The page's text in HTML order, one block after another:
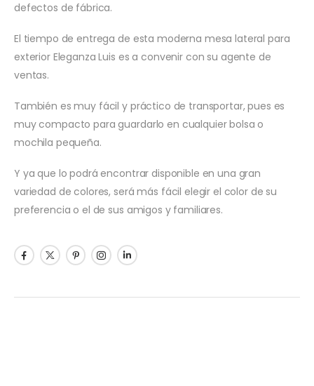
defectos de fábrica.
El tiempo de entrega de esta moderna mesa lateral para
exterior Eleganza Luis es a convenir con su agente de
ventas.
También es muy fácil y práctico de transportar, pues es
muy compacto para guardarlo en cualquier bolsa o
mochila pequeña.
Y ya que lo podrá encontrar disponible en una gran
variedad de colores, será más fácil elegir el color de su
preferencia o el de sus amigos y familiares.